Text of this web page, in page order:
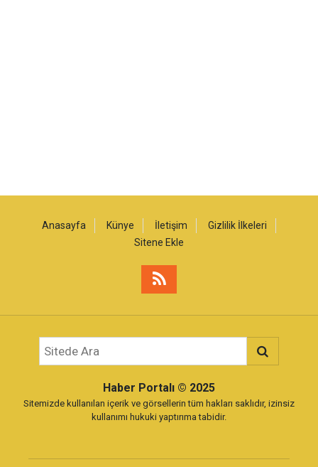
Anasayfa Künye İletişim
Gizlilik İlkeleri
Sitene Ekle
Haber Portalı © 2025
Sitemizde kullanılan içerik ve görsellerin tüm hakları saklıdır, izinsiz
kullanımı hukuki yaptırıma tabidir.